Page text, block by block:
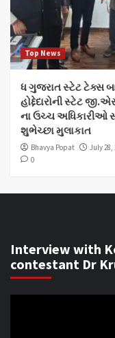
Top News
ધ ગુજરાત સ્ટેટ ટેક્સ
હોદ્દેદારોની સ્ટેટ
ના ઉચ્ચ અધિકારીઓ
શુભેચ્છા મુલાકાત
Bhavya Popat
July 28,
0
Interview with
contestant Dr